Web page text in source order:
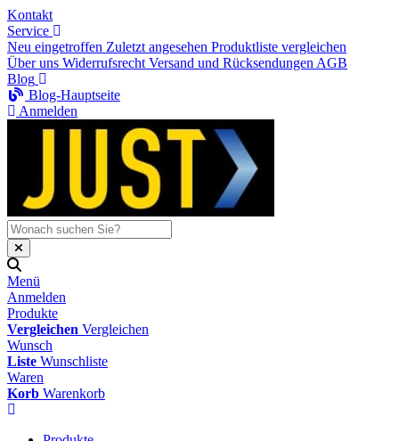
Kontakt
Service
Neu eingetroffen Zuletzt angesehen Produktliste vergleichen
Über uns Widerrufsrecht Versand und Rücksendungen AGB
Blog
Blog-Hauptseite
Anmelden
Menü
Anmelden
Produkte
Vergleichen Vergleichen
Wunsch
Liste Wunschliste
Waren
Korb Warenkorb